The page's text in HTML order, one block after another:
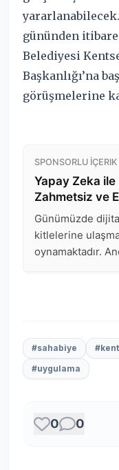
gününden
Belediyesi
Başkanlığı’na
görüşmelerine
#sahabiye
#uygulama
0 0